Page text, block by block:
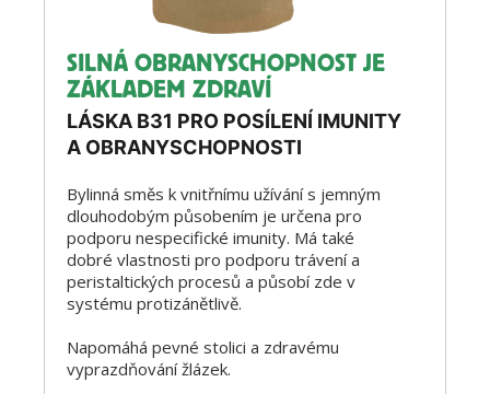
SILNÁ OBRANYSCHOPNOST JE
ZÁKLADEM ZDRAVÍ
LÁSKA B31 PRO POSÍLENÍ IMUNITY
A OBRANYSCHOPNOSTI
Bylinná směs k vnitřnímu užívání s jemným
dlouhodobým působením je určena pro
podporu nespecifické imunity. Má také
dobré vlastnosti pro podporu trávení a
peristaltických procesů a působí zde v
systému protizánětlivě.
Napomáhá pevné stolici a zdravému
vyprazdňování žlázek.